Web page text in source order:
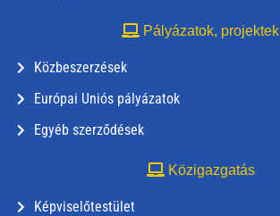
Pályázatok, projektek
Közbeszerzések
Európai Uniós pályázatok
Egyéb szerződések
Közigazgatás
Képviselőtestület